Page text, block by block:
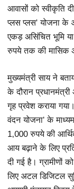
आवासों को स्वीकृति
प्लस प्लस’ योजना के
एकड़ असिंचित भूमि
रुपये तक की मासिक
मुख्यमंत्री साय ने
के दौरान
गृह प्रवेश कराया
वंदन योजना’ के
1,000 रुपये की
आय बढ़ाने के लिए
दी गई है। ग्रामीणों
लिए अटल डिजिटल